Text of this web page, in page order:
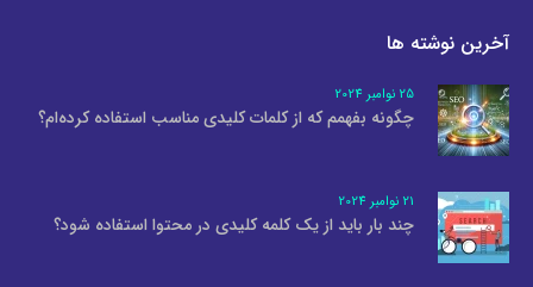
آخرین نوشته ها
25 نوامبر 2024
چگونه بفهمم که از کلمات کلیدی مناسب استفاده کرده‌ام؟
21 نوامبر 2024
چند بار باید از یک کلمه کلیدی در محتوا استفاده شود؟